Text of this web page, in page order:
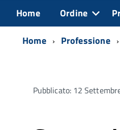
Home Ordine
Home Professione
Pubblicato: 12